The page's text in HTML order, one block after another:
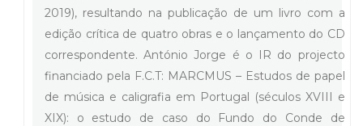
2019), resultando na publicação de um livro com a
edição crítica de quatro obras e o lançamento do CD
correspondente. António Jorge é o IR do projecto
financiado pela F.C.T: MARCMUS – Estudos de papel
de música e caligrafia em Portugal (séculos XVIII e
XIX): o estudo de caso do Fundo do Conde de